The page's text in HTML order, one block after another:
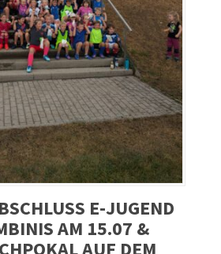
E-JUGEND
AM 15.07 &
AUF DEM